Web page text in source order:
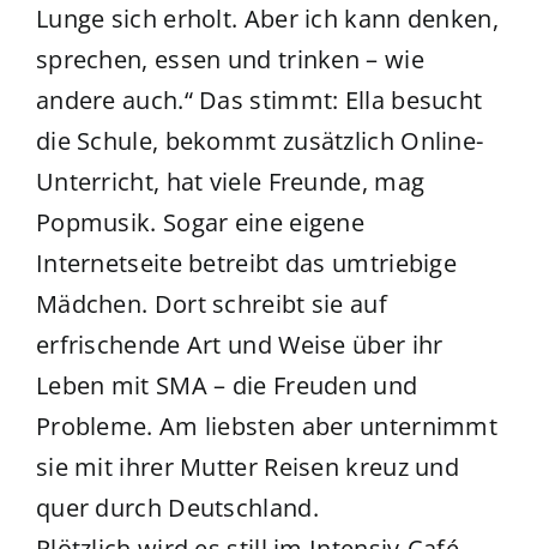
Lunge sich erholt. Aber ich kann denken,
sprechen, essen und trinken – wie
andere auch.“ Das stimmt: Ella besucht
die Schule, bekommt zusätzlich Online-
Unterricht, hat viele Freunde, mag
Popmusik. Sogar eine eigene
Internetseite betreibt das umtriebige
Mädchen. Dort schreibt sie auf
erfrischende Art und Weise über ihr
Leben mit SMA – die Freuden und
Probleme. Am liebsten aber unternimmt
sie mit ihrer Mutter Reisen kreuz und
quer durch Deutschland.